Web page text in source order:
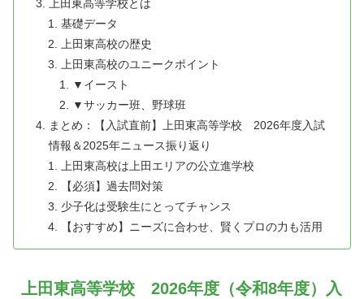
上田東高等学校とは
基礎データ
上田東高校の歴史
上田東高校のユニークポイント
▼イースト
▼サッカー班、野球班
まとめ：【入試直前】上田東高等学校 2026年度入試
情報＆2025年ニュース振り返り
上田東高校は上田エリアの公立進学校
【必須】過去問対策
少子化は受験生にとってチャンス
【おすすめ】ニーズに合わせ、賢くプロの力も活用
上田東高等学校 2026年度（令和8年度）入